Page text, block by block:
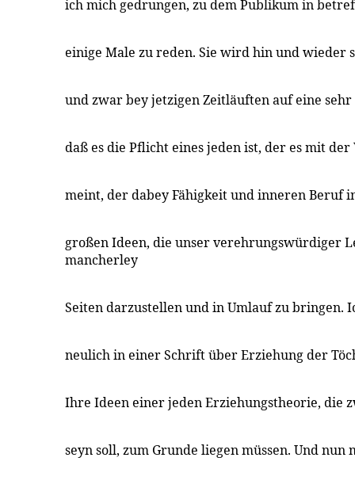
ich mich gedrungen, zu dem Publikum in
einige Male zu reden. Sie wird hin und wieder
und zwar bey jetzigen Zeitläuften auf eine
daß es die Pflicht eines jeden ist, der es mit
meint, der dabey Fähigkeit und inneren Beruf
großen Ideen, die unser verehrungswürdiger
mancherley
Seiten darzustellen und in Umlauf zu bringen.
neulich in einer Schrift über Erziehung der
Ihre Ideen einer jeden Erziehungstheorie, die
seyn soll, zum Grunde liegen müssen. Und nun